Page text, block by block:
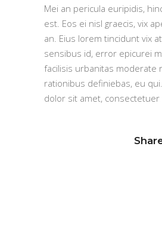
Mei an pericula euripidis,
est. Eos ei nisl graecis, vix
an. Eius lorem tincidunt vix
sensibus id, error epicurei
facilisis urbanitas moderate
rationibus definiebas, eu
dolor sit amet, consectetuer